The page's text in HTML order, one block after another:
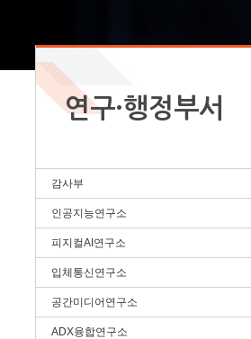
연구·행정부서
감사부
인공지능연구소
피지컬AI연구소
입체통신연구소
공간미디어연구소
ADX융합연구소